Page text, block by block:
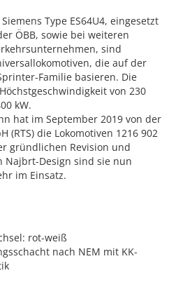
Type ES64U4, eingesetzt
ÖBB, sowie bei weiteren
sind
die auf der
Familie basieren. Die
von 230
kW.
hat im September 2019 von der
(RTS) die Lokomotiven 1216 902
gründlichen Revision und
Najbrt-Design sind sie nun
im Einsatz.
rot-weiß
nach NEM mit KK-